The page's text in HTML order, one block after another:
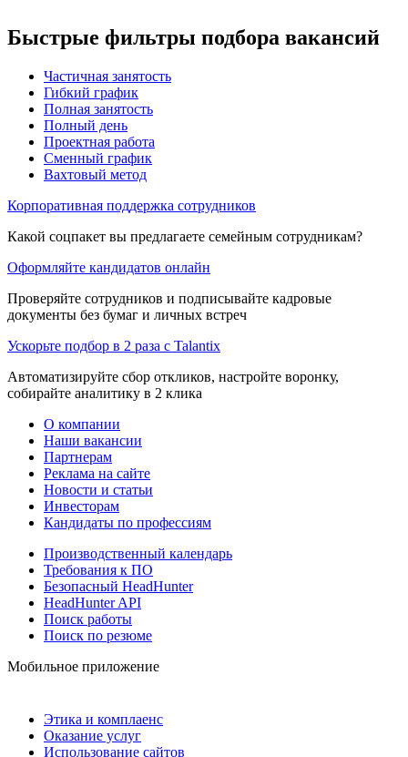
Быстрые фильтры подбора вакансий
Частичная занятость
Гибкий график
Полная занятость
Полный день
Проектная работа
Сменный график
Вахтовый метод
Корпоративная поддержка сотрудников
Какой соцпакет вы предлагаете семейным сотрудникам?
Оформляйте кандидатов онлайн
Проверяйте сотрудников и подписывайте кадровые
документы без бумаг и личных встреч
Ускорьте подбор в 2 раза с Talantix
Автоматизируйте сбор откликов, настройте воронку,
собирайте аналитику в 2 клика
О компании
Наши вакансии
Партнерам
Реклама на сайте
Новости и статьи
Инвесторам
Кандидаты по профессиям
Производственный календарь
Требования к ПО
Безопасный HeadHunter
HeadHunter API
Поиск работы
Поиск по резюме
Мобильное приложение
Этика и комплаенс
Оказание услуг
Использование сайтов